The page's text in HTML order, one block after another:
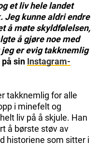
et liv hele landet
Jeg kunne aldri endre
å møte skyldfølelsen,
å gjøre noe med
er evig takknemlig
sin Instagram-
takknemlig for alle
i minefelt og
liv på å skjule. Han
å børste støv av
historiene som sitter i